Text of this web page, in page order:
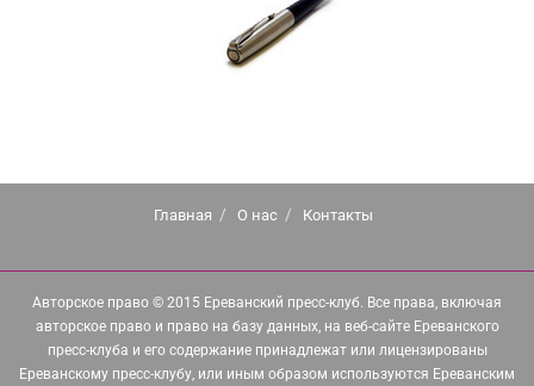
Главная О нас Контакты
Авторское право © 2015 Ереванский пресс-клуб. Все права, включая
авторское право и право на базу данных, на веб-сайте Ереванского
пресс-клуба и его содержание принадлежат или лицензированы
Ереванскому пресс-клубу, или иным образом используются Ереванским